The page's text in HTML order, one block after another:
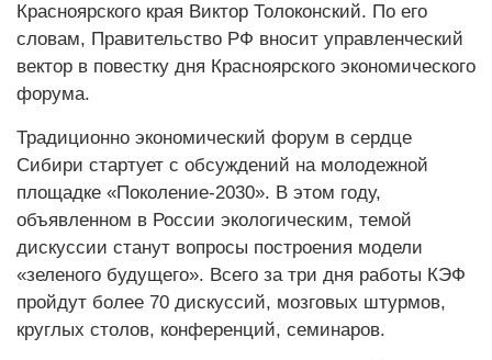
Красноярского края Виктор Толоконский. По его
словам, Правительство РФ вносит управленческий
вектор в повестку дня Красноярского экономического
форума.
Традиционно экономический форум в сердце
Сибири стартует с обсуждений на молодежной
площадке «Поколение-2030». В этом году,
объявленном в России экологическим, темой
дискуссии станут вопросы построения модели
«зеленого будущего». Всего за три дня работы КЭФ
пройдут более 70 дискуссий, мозговых штурмов,
круглых столов, конференций, семинаров.